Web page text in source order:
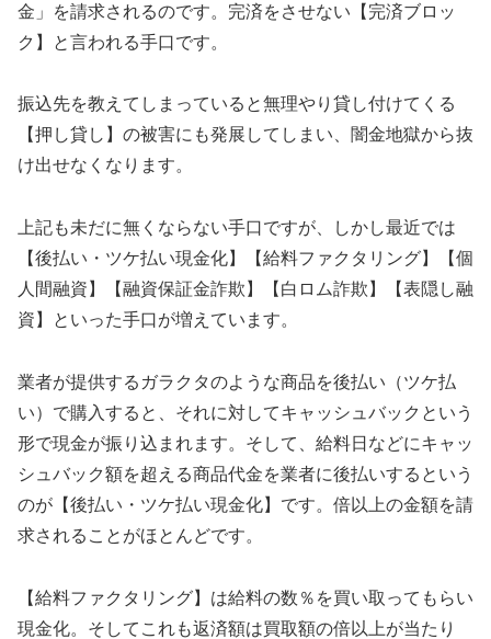
金」を請求されるのです。完済をさせない【完済ブロッ
ク】と言われる手口です。
振込先を教えてしまっていると無理やり貸し付けてくる
【押し貸し】の被害にも発展してしまい、闇金地獄から抜
け出せなくなります。
上記も未だに無くならない手口ですが、しかし最近では
【後払い・ツケ払い現金化】【給料ファクタリング】【個
人間融資】【融資保証金詐欺】【白ロム詐欺】【表隠し融
資】といった手口が増えています。
業者が提供するガラクタのような商品を後払い（ツケ払
い）で購入すると、それに対してキャッシュバックという
形で現金が振り込まれます。そして、給料日などにキャッ
シュバック額を超える商品代金を業者に後払いするという
のが【後払い・ツケ払い現金化】です。倍以上の金額を請
求されることがほとんどです。
【給料ファクタリング】は給料の数％を買い取ってもらい
現金化。そしてこれも返済額は買取額の倍以上が当たり